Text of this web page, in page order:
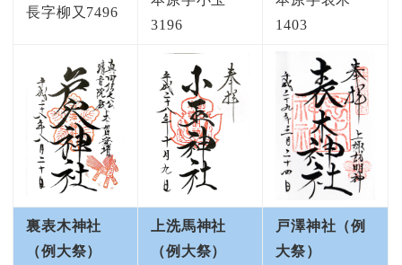
長字柳又7496
3196
1403
裏表木神社
（例大祭）
上洗馬神社
（例大祭）
戸澤神社（例
大祭）